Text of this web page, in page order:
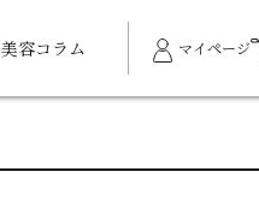
美容コラム マイページ